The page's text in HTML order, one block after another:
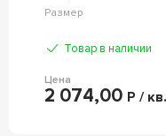
Размер
Товар в наличии
Цена
2 074,00 Р /